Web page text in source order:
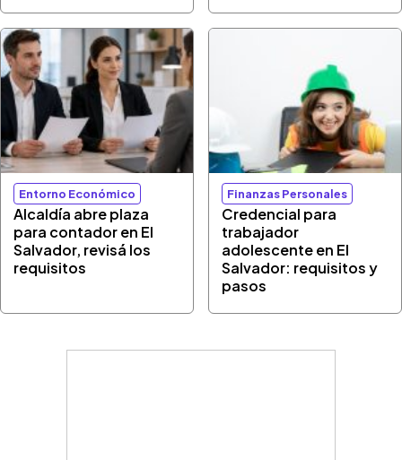
Entorno Económico
Alcaldía abre plaza
para contador en El
Salvador, revisá los
requisitos
Finanzas Personales
Credencial para
trabajador
adolescente en El
Salvador: requisitos y
pasos